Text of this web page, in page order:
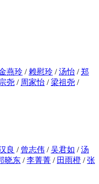
燕玲 / 赖慰玲 /汤怡 /郑
尧 / 周家怡 /梁祖尧 /
良 / 曾志伟 /吴君如 /汤
晓东 /李菁菁 / 田雨橙 /张